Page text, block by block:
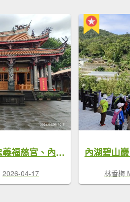
行天宮北投分宮、忠義福慈宮、內湖大港墘公園
2026-04-17
內湖碧山
林香梅